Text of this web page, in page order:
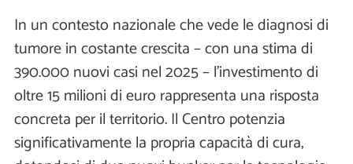
In un contesto nazionale che vede le diagnosi di
tumore in costante crescita – con una stima di
390.000 nuovi casi nel 2025 – l'investimento di
oltre 15 milioni di euro rappresenta una risposta
concreta per il territorio. Il Centro potenzia
significativamente la propria capacità di cura,